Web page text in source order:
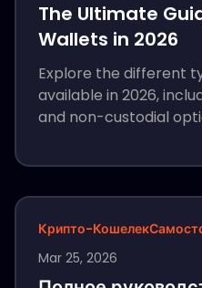
The Ultimate
Wallets in 2026
Explore the different
available in 2026,
and non-custodial
Крипто-Кошелек
Mar 25, 2026